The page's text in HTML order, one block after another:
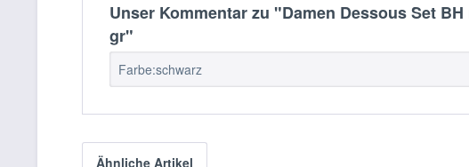
Unser Kommentar zu "Damen Dessous Set
gr"
Farbe:schwarz
Ähnliche Artikel